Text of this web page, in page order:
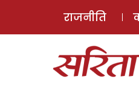
राजनीति